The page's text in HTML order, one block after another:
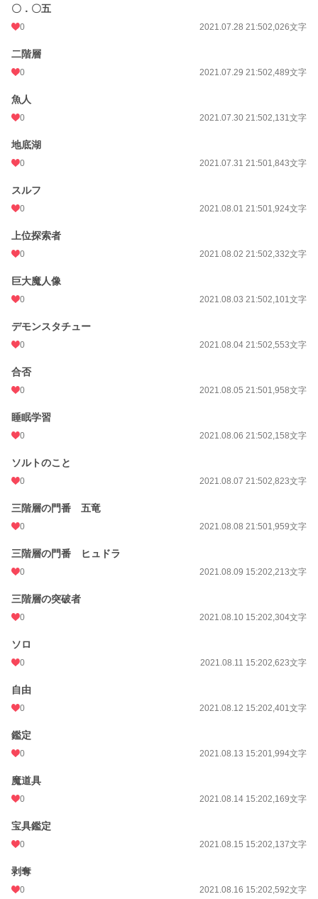
〇．〇五
0 2021.07.28 21:502,026文字
二階層
0 2021.07.29 21:502,489文字
魚人
0 2021.07.30 21:502,131文字
地底湖
0 2021.07.31 21:501,843文字
スルフ
0 2021.08.01 21:501,924文字
上位探索者
0 2021.08.02 21:502,332文字
巨大魔人像
0 2021.08.03 21:502,101文字
デモンスタチュー
0 2021.08.04 21:502,553文字
合否
0 2021.08.05 21:501,958文字
睡眠学習
0 2021.08.06 21:502,158文字
ソルトのこと
0 2021.08.07 21:502,823文字
三階層の門番 五竜
0 2021.08.08 21:501,959文字
三階層の門番 ヒュドラ
0 2021.08.09 15:202,213文字
三階層の突破者
0 2021.08.10 15:202,304文字
ソロ
0 2021.08.11 15:202,623文字
自由
0 2021.08.12 15:202,401文字
鑑定
0 2021.08.13 15:201,994文字
魔道具
0 2021.08.14 15:202,169文字
宝具鑑定
0 2021.08.15 15:202,137文字
剥奪
0 2021.08.16 15:202,592文字